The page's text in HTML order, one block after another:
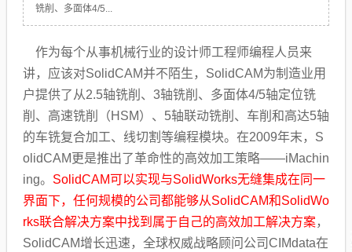
铣削、多面体4/5...
作为每个从事机械行业的设计师工程师编程人员来
讲，应该对SolidCAM并不陌生，SolidCAM为制造业用
户提供了从2.5轴铣削、3轴铣削、多面体4/5轴定位铣
削、高速铣削（HSM）、5轴联动铣削、车削和高达5轴
的车铣复合加工、线切割等编程模块。在2009年末，S
olidCAM更是推出了革命性的高效加工策略——iMachin
ing。 SolidCAM可以实现与SolidWorks无缝集成在同一
界面下，任何规模的公司都能够从SolidCAM和SolidWo
rks联合解决方案中找到属于自己的高效加工解决方案，
SolidCAM增长迅速，全球权威战略顾问公司CIMdata在